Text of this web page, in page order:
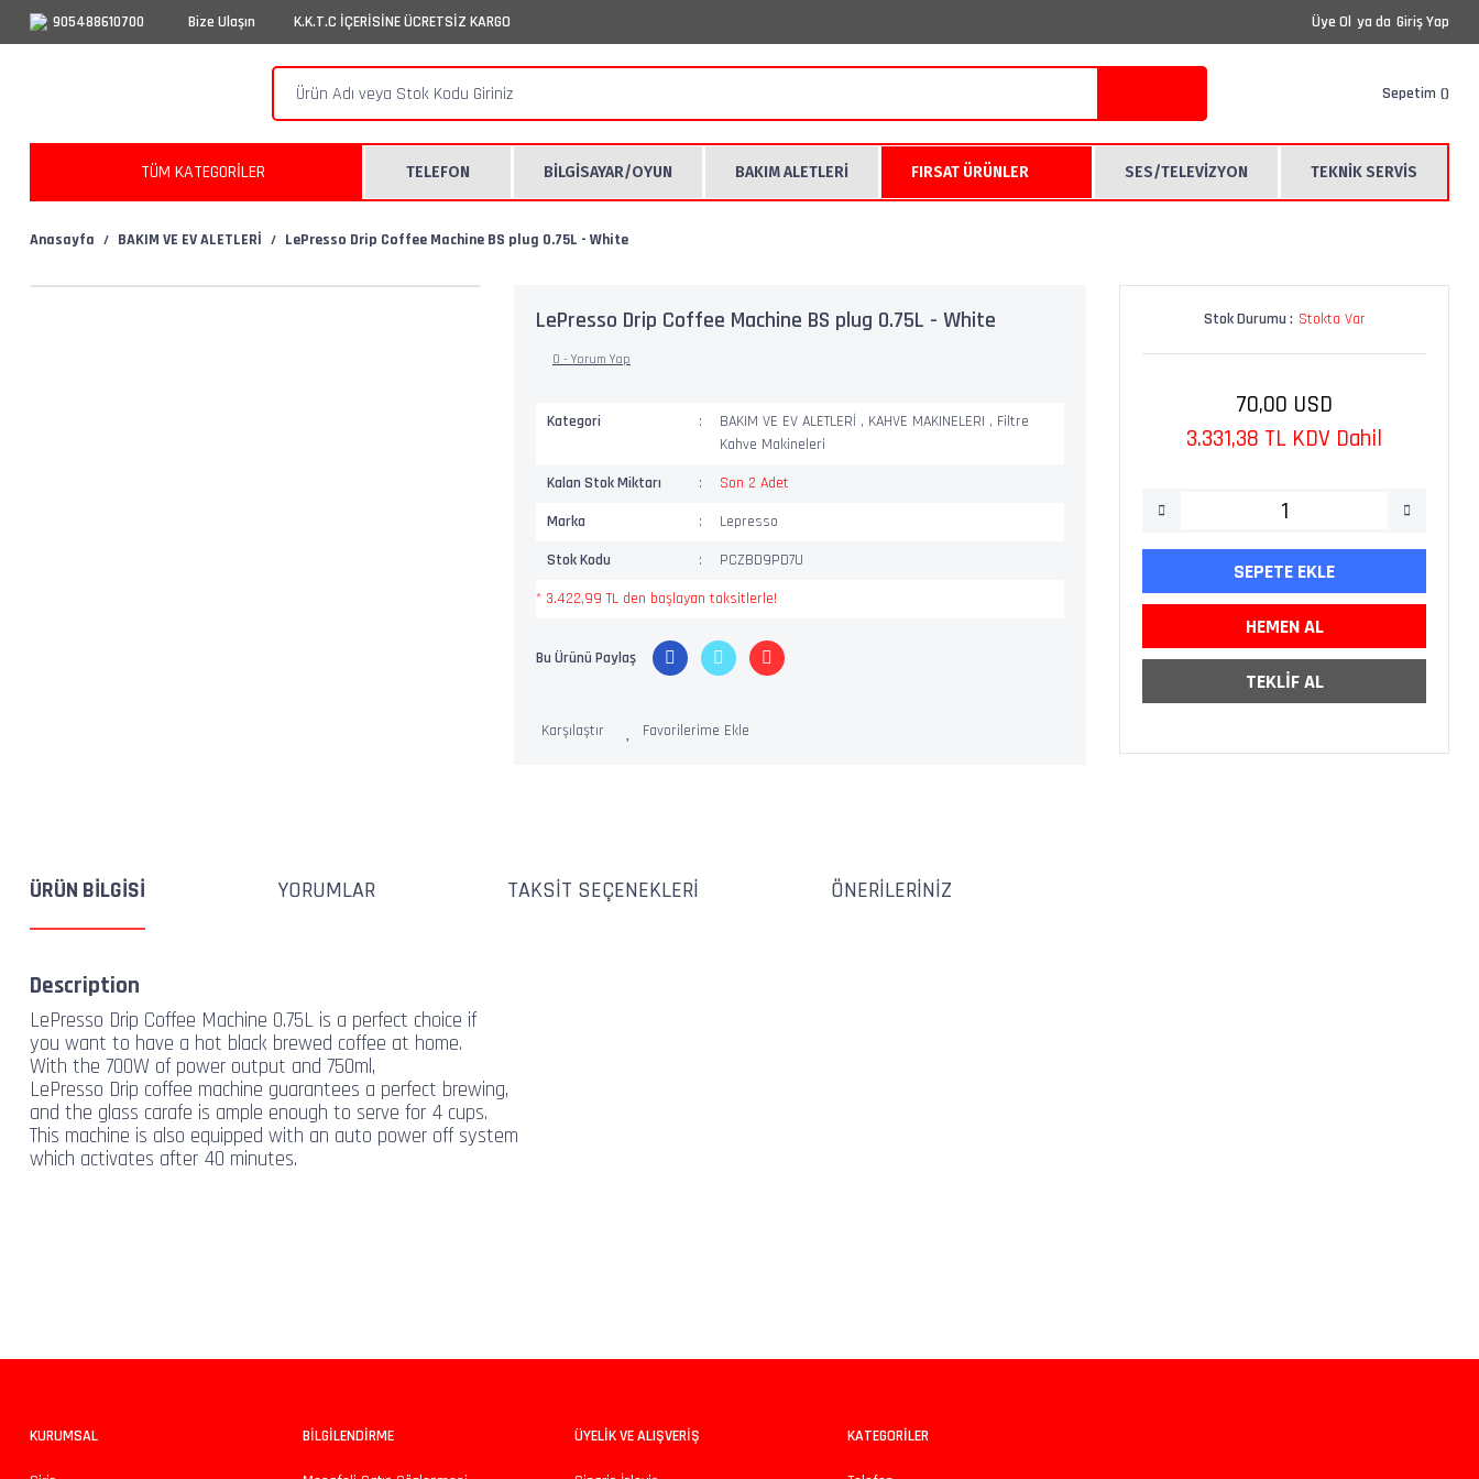
905488610700 Bize Ulaşın K.K.T.C İÇERİSİNE ÜCRETSİZ KARGO Üye Ol ya da Giriş Yap
Sepetim
TÜM KATEGORİLER TELEFON BİLGİSAYAR/OYUN BAKIM ALETLERİ FIRSAT ÜRÜNLER SES/TELEVİZYON TEKNİK SERVİS
Anasayfa BAKIM VE EV ALETLERİ LePresso Drip Coffee Machine BS plug 0.75L - White
LePresso Drip Coffee Machine BS plug 0.75L - White
0 - Yorum Yap
Kategori BAKIM VE EV ALETLERİ , KAHVE MAKINELERI , Filtre
Kahve Makineleri
Kalan Stok Miktarı
Son 2 Adet
Marka
Lepresso
Stok Kodu
PCZBD9PD7U
* 3.422,99 TL den başlayan taksitlerle!
Bu Ürünü Paylaş
Karşılaştır
Stok Durumu : Stokta Var
70,00 USD
3.331,38 TL KDV Dahil
SEPETE EKLE
HEMEN AL
TEKLİF AL
ÜRÜN BILGISI YORUMLAR TAKSIT SEÇENEKLERI ÖNERILERINIZ
Description
LePresso Drip Coffee Machine 0.75L is a perfect choice if
you want to have a hot black brewed coffee at home.
With the 700W of power output and 750ml,
LePresso Drip coffee machine guarantees a perfect brewing,
and the glass carafe is ample enough to serve for 4 cups.
This machine is also equipped with an auto power off system
which activates after 40 minutes.
Ürün resmi kalitesiz, bozuk veya görüntülenemiyor.
Ürün bilgilerinde hatalar bulunuyor.
KURUMSAL BİLGİLENDİRME ÜYELİK VE ALIŞVERİŞ KATEGORİLER